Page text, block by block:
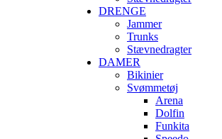
DRENGE
Jammer
Trunks
Stævnedragter
DAMER
Bikinier
Svømmetøj
Arena
Dolfin
Funkita